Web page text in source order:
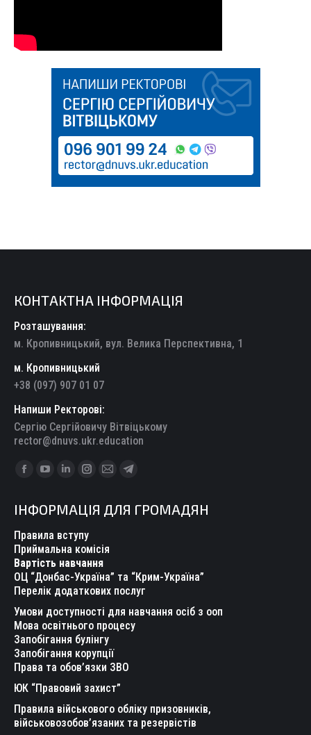
КОНТАКТНА ІНФОРМАЦІЯ
Розташування:
м. Кропивницький, вул. Велика Перспективна, 1
м. Кропивницький
+38 (097) 907 01 07
Напиши Ректорові:
Сергію Сергійовичу Вітвіцькому
rector@dnuvs.ukr.education
Find us on:
Facebook
opens
in
new
window
YouTube
opens
in
new
window
Linkedin
opens
in
new
window
Instagram
opens
in
new
window
Mail
opens
new
Telegram
opens
ІНФОРМАЦІЯ ДЛЯ ГРОМАДЯН
Правила вступу
Приймальна комісія
Вартість навчання
ОЦ “Донбас-Україна” та “Крим-Україна”
Перелік додаткових послуг
Умови доступності для навчання осіб з ооп
Мова освітнього процесу
Запобігання булінгу
Запобігання корупції
Права та обов’язки ЗВО
ЮК “Правовий захист”
Правила військового обліку призовників,
військовозобов’язаних та резервістів